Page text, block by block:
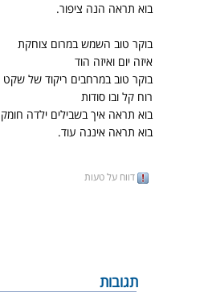
בוא תראה הנה ציפור.
בוקר טוב השמש במרום צוחקת
איזה יום ואיזה הוד
בוקר טוב במרחבים ריקוד של שקט
רוח קל ובו סודות
בוא תראה איך בשבילים ילדה
בוא תראה איננה עוד.
דווח על טעות
תגובות